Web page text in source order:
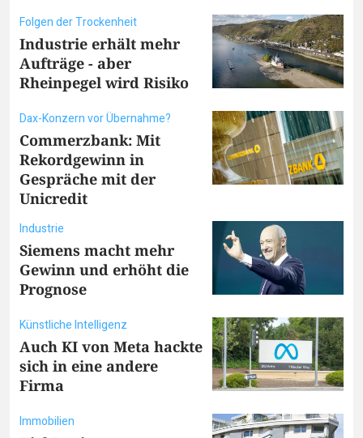
Folgen der Trockenheit
Industrie erhält mehr
Aufträge - aber
Rheinpegel wird Risiko
Dax-Konzern vor Übernahme?
Commerzbank: Mit
Rekordgewinn in
Gespräche mit der
Unicredit
Industrie
Siemens macht mehr
Gewinn und erhöht die
Prognose
Künstliche Intelligenz
Auch KI von Meta hackte
sich in eine andere
Firma
Immobilien